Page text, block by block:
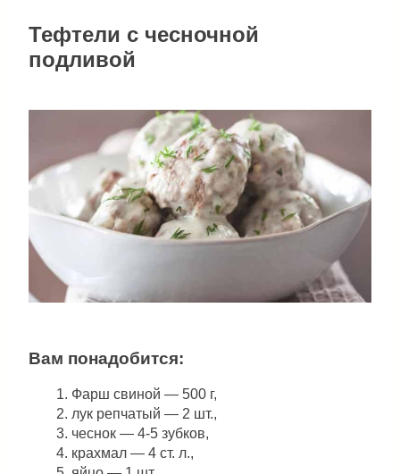
Тефтели с чесночной
подливой
Вам понадобится:
Фарш свиной — 500 г,
лук репчатый — 2 шт.,
чеснок — 4-5 зубков,
крахмал — 4 ст. л.,